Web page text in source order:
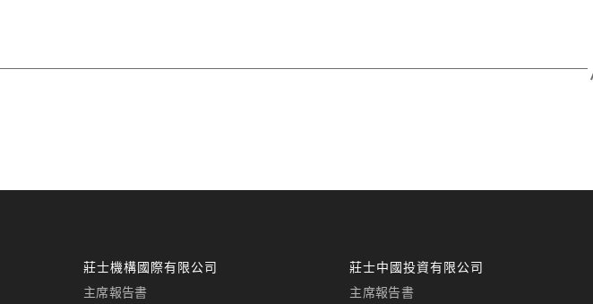
莊士機構國際有限公司
主席報告書
莊士中國投資有限公司
主席報告書